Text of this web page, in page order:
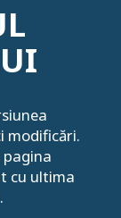
modificări.
cu ultima